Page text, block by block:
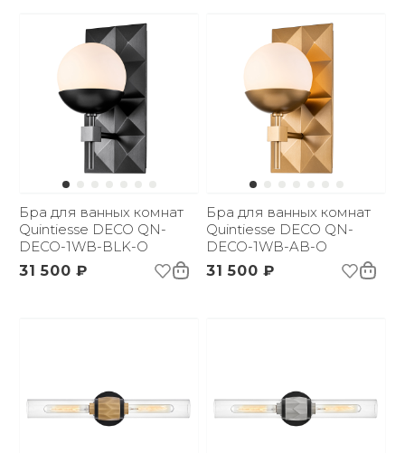
Бра для ванных комнат
Quintiesse DECO QN-
DECO-1WB-BLK-O
31 500 ₽
Бра для ванных комнат
Quintiesse DECO QN-
DECO-1WB-AB-O
31 500 ₽